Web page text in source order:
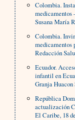
Colombia.
medicamentos
Susana María
Colombia.
medicamentos
Redacción
Ecuador.
infantil en
Granja
República
actualización
El Caribe, 18